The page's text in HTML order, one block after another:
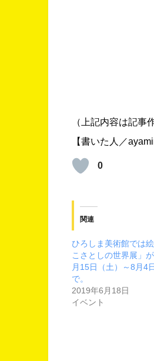
（上記内容は記事
【書いた人／
0
関連
ひろしま美術館では
こさとしの世界展」
月15日（土）～8月4
で。
2019年6月18日
イベント